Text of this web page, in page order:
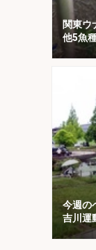
関東ウ
他5魚
川・埼
今週の
吉川運